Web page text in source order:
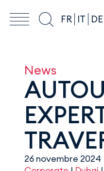
FR IT DE
News
26 novembre 2024